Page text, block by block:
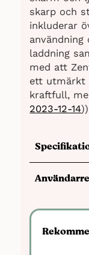
skarp och
inkluderar
användning
laddning
med att
ett utmärkt
kraftfull,
2023-12-14